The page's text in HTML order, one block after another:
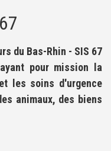
du Bas-Rhin - SIS 67
pour mission la
les soins d'urgence
animaux, des biens